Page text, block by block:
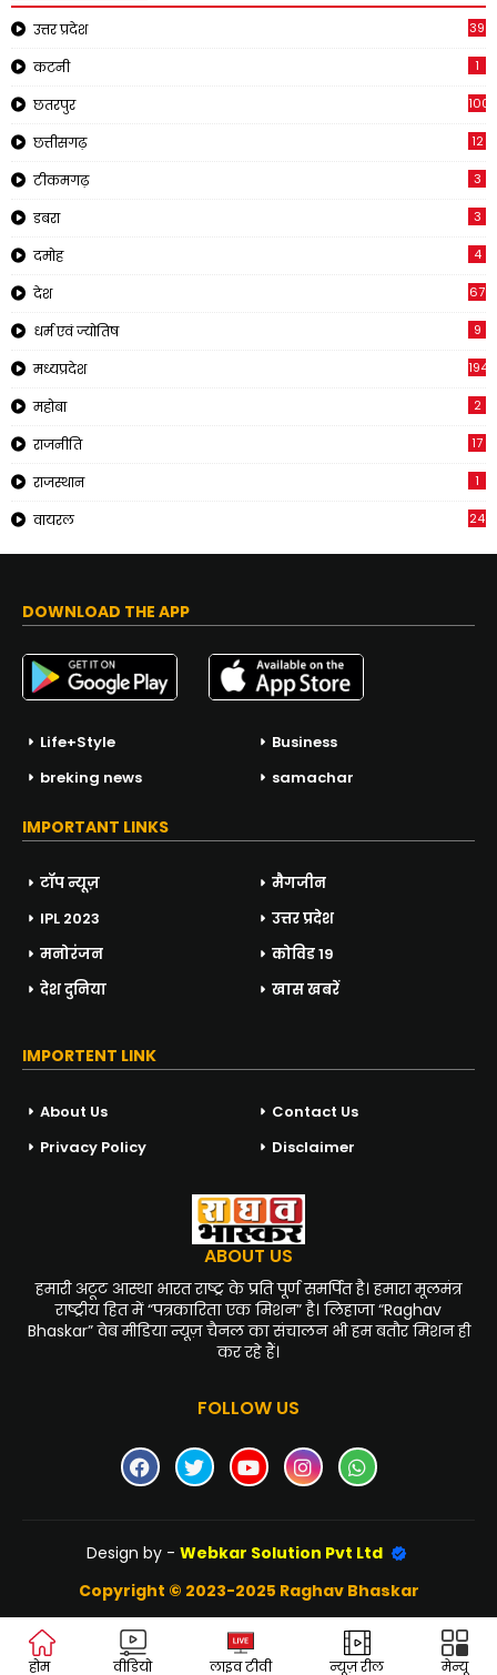
उत्तर प्रदेश 39
कटनी 1
छतरपुर 1001
छत्तीसगढ़ 12
टीकमगढ़ 3
डबरा 3
दमोह 4
देश 67
धर्म एवं ज्योतिष 9
मध्यप्रदेश 194
महोबा 2
राजनीति 17
राजस्थान 1
वायरल 24
DOWNLOAD THE APP
Life+Style
Business
breking news
samachar
IMPORTANT LINKS
टॉप न्यूज़
मैगजीन
IPL 2023
उत्तर प्रदेश
मनोरंजन
कोविड 19
देश दुनिया
खास खबरें
IMPORTENT LINK
About Us
Contact Us
Privacy Policy
Disclaimer
ABOUT US
हमारी अटूट आस्था भारत राष्ट्र के प्रति पूर्ण समर्पित है। हमारा मूलमंत्र
राष्ट्रीय हित में “पत्रकारिता एक मिशन” है। लिहाजा “Raghav
Bhaskar” वेब मीडिया न्यूज़ चैनल का संचालन भी हम बतौर मिशन ही
कर रहे हैं।
FOLLOW US
Design by - Webkar Solution Pvt Ltd
Copyright © 2023-2025 Raghav Bhaskar
होम वीडियो लाइव टीवी न्यूज़ रील मेन्यू